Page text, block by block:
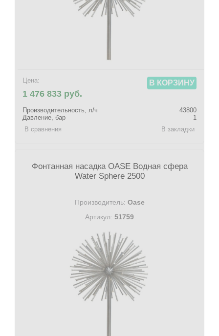
Цена:
1 476 833 руб.
В КОРЗИНУ
Производительность, л/ч
43800
Давление, бар
1
В сравнения
В закладки
Фонтанная насадка OASE Водная сфера
Water Sphere 2500
Производитель: Oase
Артикул: 51759